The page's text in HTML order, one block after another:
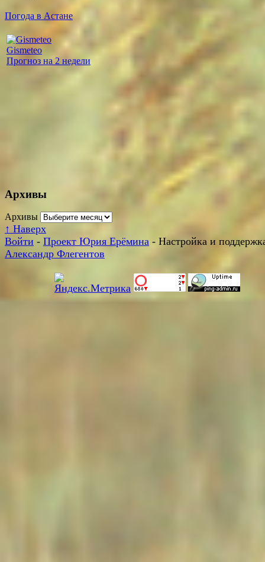
Погода в Астане
Gismeteo
Прогноз на 2 недели
Архивы
Архивы
↑ Наверх
Войти - Проект Юрия Ерёмина - Настройка и
Александр Флегентов